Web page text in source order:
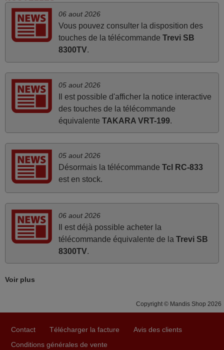
Je suis très content de cet achat. Cette télécommande est
d'une efficacité étonnante. Alors que la télécommande
d'origine ne fonctionnait plus (probablement le LED à
changer), et que certains boutons sur le Combiné Radio-
K7-DVD étaient inopérants. Voilà de quoi donner une
seconde vie à mes deux Panasonic haut de gamme des
années 90
Alain,
juin 2026
Parfait.. je recommande..!
Tout bien.
FRANCE
La telecommande fonctionne tres bien, et service rapide
06 aout 2026
Vous pouvez consulter la disposition des
touches de la télécommande Trevi SB
8300TV.
05 aout 2026
Il est possible d'afficher la notice interactive
des touches de la télécommande
équivalente TAKARA VRT-199.
05 aout 2026
Désormais la télécommande Tcl RC-833
est en stock.
06 aout 2026
Il est déjà possible acheter la
télécommande équivalente de la Trevi SB
8300TV.
Voir plus
Copyright © Mandis Shop 2026
Contact Télécharger la facture
Avis des clients
Conditions générales de vente